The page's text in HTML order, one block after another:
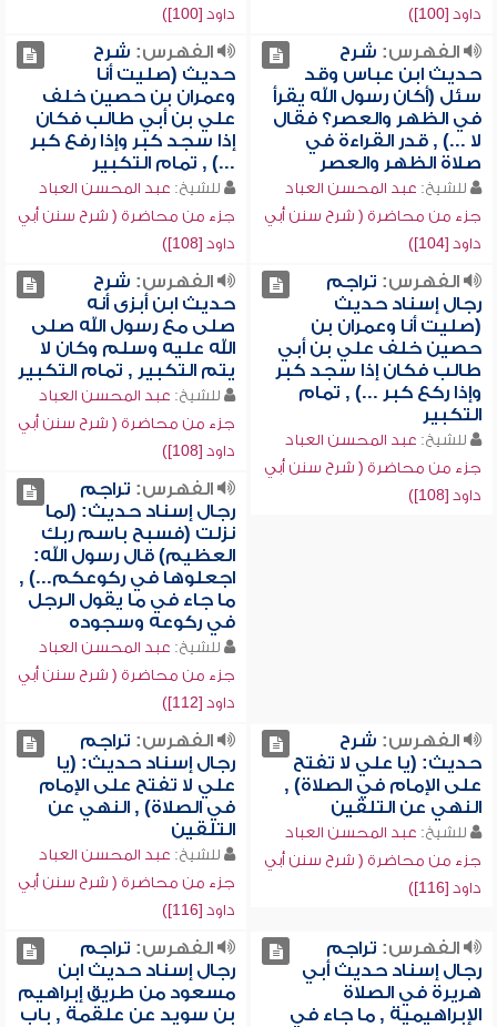
داود [100])
داود [100])
الفهرس: شرح
حديث ابن عباس وقد
سئل (أكان رسول الله يقرأ
في الظهر والعصر؟ فقال
لا ...) , قدر القراءة في
صلاة الظهر والعصر
للشيخ: عبد المحسن العباد
جزء من محاضرة ( شرح سنن أبي
داود [104])
الفهرس: شرح
حديث (صليت أنا
وعمران بن حصين خلف
علي بن أبي طالب فكان
إذا سجد كبر وإذا رفع كبر
...) , تمام التكبير
للشيخ: عبد المحسن العباد
جزء من محاضرة ( شرح سنن أبي
داود [108])
الفهرس: تراجم
رجال إسناد حديث
(صليت أنا وعمران بن
حصين خلف علي بن أبي
طالب فكان إذا سجد كبر
وإذا ركع كبر ...) , تمام
التكبير
للشيخ: عبد المحسن العباد
جزء من محاضرة ( شرح سنن أبي
داود [108])
الفهرس: شرح
حديث ابن أبزى أنه
صلى مع رسول الله صلى
الله عليه وسلم وكان لا
يتم التكبير , تمام التكبير
للشيخ: عبد المحسن العباد
جزء من محاضرة ( شرح سنن أبي
داود [108])
الفهرس: تراجم
رجال إسناد حديث: (لما
نزلت (فسبح باسم ربك
العظيم) قال رسول الله:
اجعلوها في ركوعكم...) ,
ما جاء في ما يقول الرجل
في ركوعه وسجوده
للشيخ: عبد المحسن العباد
جزء من محاضرة ( شرح سنن أبي
داود [112])
الفهرس: شرح
حديث: (يا علي لا تفتح
على الإمام في الصلاة) ,
النهي عن التلقين
للشيخ: عبد المحسن العباد
جزء من محاضرة ( شرح سنن أبي
داود [116])
الفهرس: تراجم
رجال إسناد حديث: (يا
علي لا تفتح على الإمام
في الصلاة) , النهي عن
التلقين
للشيخ: عبد المحسن العباد
جزء من محاضرة ( شرح سنن أبي
داود [116])
الفهرس: تراجم
رجال إسناد حديث أبي
هريرة في الصلاة
الإبراهيمية , ما جاء في
الفهرس: تراجم
رجال إسناد حديث ابن
مسعود من طريق إبراهيم
بن سويد عن علقمة , باب